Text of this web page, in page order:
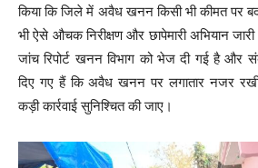
किया कि जिले में अवैध खनन किसी भी कीमत पर
भी ऐसे औचक निरीक्षण और छापेमारी अभियान
जांच रिपोर्ट खनन विभाग को भेज दी गई है और
दिए गए हैं कि अवैध खनन पर लगातार नजर रखी
कड़ी कार्रवाई सुनिश्चित की जाए।